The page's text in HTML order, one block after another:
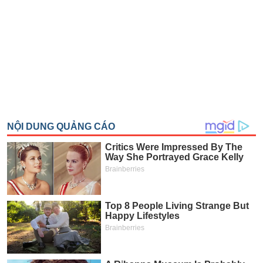
CÔNG
NGHỆ
THÔNG
TIN
DỊCH